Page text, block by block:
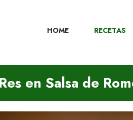
HOME RECETAS
en Salsa de